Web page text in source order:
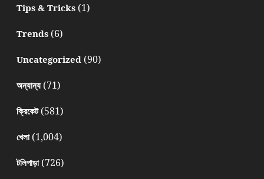
Tips & Tricks(1)
Trends(6)
Uncategorized(90)
অন্যান্য(71)
ক্রিকেট(581)
খেলা(1,004)
টলিপাড়া(726)